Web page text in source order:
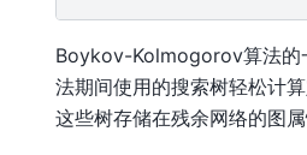
Boykov-Kolmogorov算法的
法期间使用的搜索树轻松计
这些树存储在残余网络的图